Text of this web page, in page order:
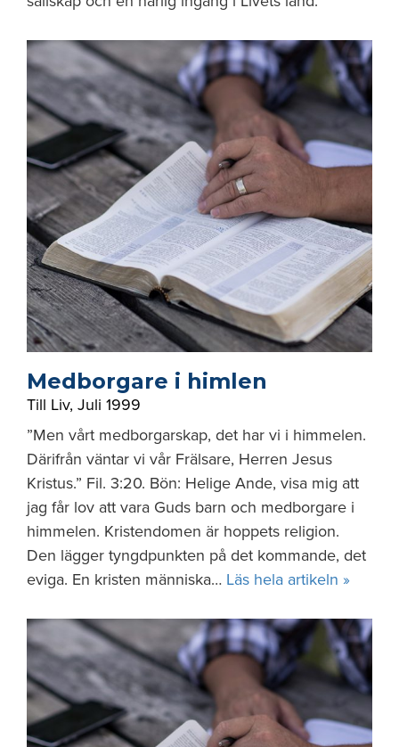
Medborgare i himlen
Till Liv, Juli 1999
”Men vårt medborgarskap, det har vi i himmelen.
Därifrån väntar vi vår Frälsare, Herren Jesus
Kristus.” Fil. 3:20. Bön: Helige Ande, visa mig att
jag får lov att vara Guds barn och medborgare i
himmelen. Kristendomen är hoppets religion.
Den lägger tyngdpunkten på det kommande, det
eviga. En kristen människa… Läs hela artikeln »